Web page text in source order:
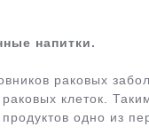
напитки.
раковых
клеток.
одно из